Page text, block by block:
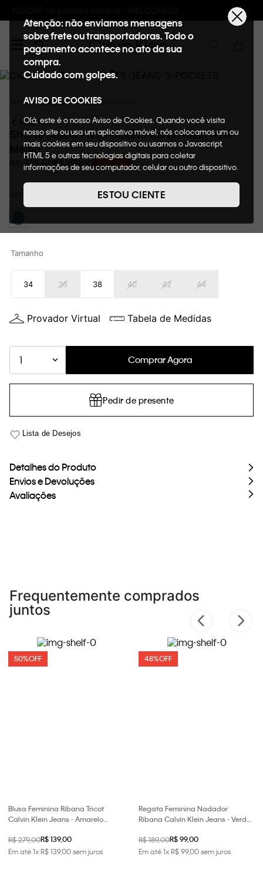
Frete GRÁTIS nas compras acima de R$600
Atenção: não enviamos mensagens
sobre frete ou transportadoras. Todo o
pagamento acontece no ato da sua
compra.
Cuidado com golpes.
AVISO DE COOKIES
Olá, este é o nosso Aviso de Cookies. Quando você visita
nosso site ou usa um aplicativo móvel, nós colocamos um ou
mais cookies em seu dispositivo ou usamos o Javascript,
HTML 5 e outras tecnologias digitais para coletar
informações de seu computador, celular ou outro dispositivo.
de cookies, informaremos quais cookies usaremos e quais
suas funções. A forma como processamos os dados
nosso Aviso de Privacidade. Quando você visita nosso site,
fornecer a você toda a funcionalidade do site, incluindo,
loja virtual. Para maiores informações sobre o nosso aviso de
Cookies acesse o link.
ESTOU CIENTE
Feminino Roupas Bermudas + Shorts
VOLTAR
Shorts Jeans Five Pockets Calvin Klein Azul
Médio
419 R$299 00 OFF
Tamanho
34 36 38 40 42 44
Provador Virtual Tabela de Medidas
1 Comprar Agora
Pedir de presente
Detalhes do Produto
Envios e Devoluções
Avaliações
Frequentemente comprados
juntos
50%OFF
Blusa Feminina Ribana Tricot
Calvin Klein Jeans - Amarelo
R$ 279,00R$ 139,00
Em até1xR$139,00sem juros
48%OFF
Regata Feminina Nadador
Ribana Calvin Klein Jeans - Verde
R$ 189,00R$ 99,00
Em até1xR$99,00sem juros